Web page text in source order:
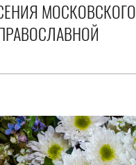
МОСКОВСКОГО